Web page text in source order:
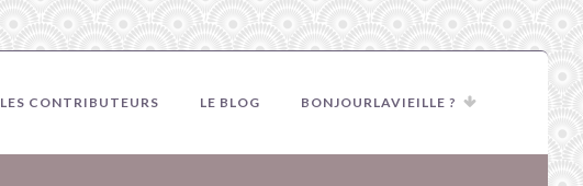
LES CONTRIBUTEURS LE BLOG BONJOURLAVIEILLE ?